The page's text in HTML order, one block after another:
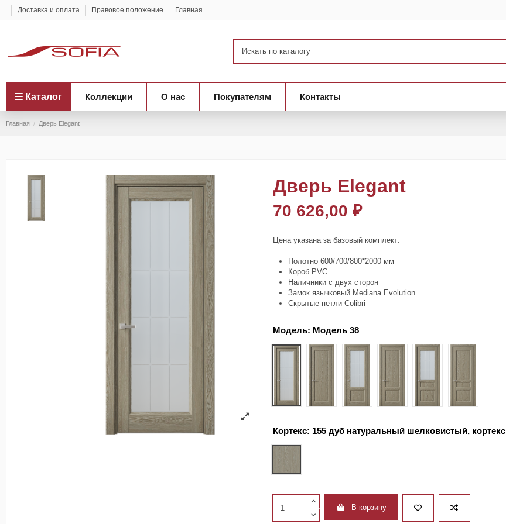
Доставка и оплата Правовое положение Главная
Каталог Коллекции О нас Покупателям Контакты
Главная Дверь Elegant
Дверь Elegant
70 626,00 ₽
Цена указана за базовый комплект:
Полотно 600/700/800*2000 мм
Короб PVC
Наличники с двух сторон
Замок язычковый Mediana Evolution
Скрытые петли Colibri
Модель: Модель 38
Модель 38Модель 39Модель 158Модель 168Модель 259Модель 269
Кортекс: 155 дуб натуральный шелковистый, кортекс
155 дуб натуральный шелковистый, кортекс
В корзину